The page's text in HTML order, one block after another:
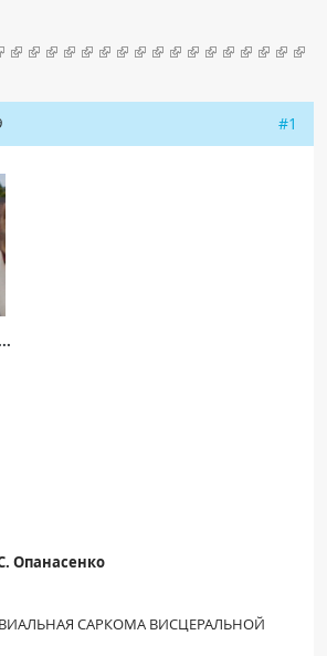
диагностика и терапия"
томография (МРТ)
#1
Опанасенко
САРКОМА ВИСЦЕРАЛЬНОЙ